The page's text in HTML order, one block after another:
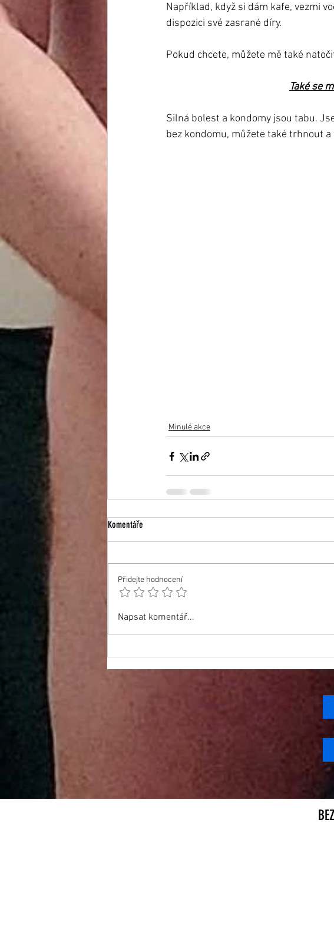
Například, když si dám kafe, vezmi
dispozici své zasrané díry.
Pokud chcete, můžete mě také
Také se
Silná bolest a kondomy jsou tabu.
bez kondomu, můžete také trhnout
Minulé akce
Komentáře
Přidejte hodnocení
Napsat komentář...